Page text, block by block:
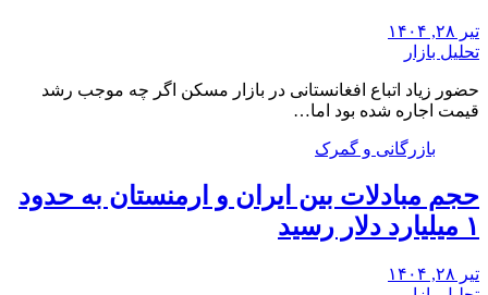
تیر ۲۸, ۱۴۰۴
تحلیل بازار
حضور زیاد اتباع افغانستانی در بازار مسکن اگر چه موجب رشد
قیمت اجاره شده بود اما…
بازرگانی و گمرک
حجم مبادلات بین ایران و ارمنستان به حدود
۱ میلیارد دلار رسید
تیر ۲۸, ۱۴۰۴